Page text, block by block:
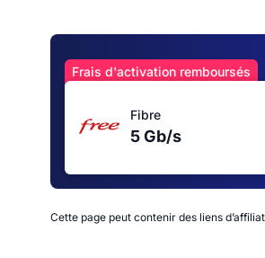
Frais d'activation remboursés
Fibre
5 Gb/s
Cette page peut contenir des liens